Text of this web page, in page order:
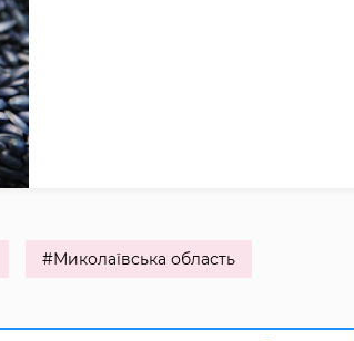
#Миколаївська область